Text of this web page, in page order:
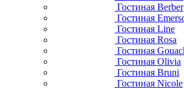
Гостиная Berber
Гостиная
Гостиная Line
Гостиная Rosa
Гостиная
Гостиная Olivia
Гостиная Bruni
Гостиная Nicole